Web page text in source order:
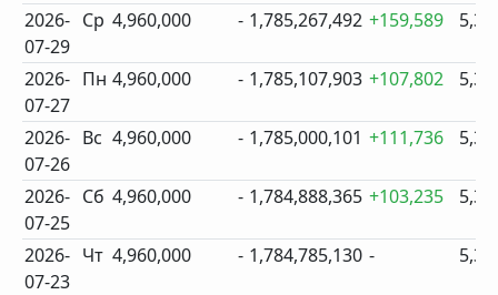
2026-
07-29
Ср 4,960,000 - 1,785,267,492 +159,589
2026-
07-27
Пн 4,960,000 - 1,785,107,903 +107,802
2026-
07-26
Вс 4,960,000 - 1,785,000,101 +111,736
2026-
07-25
Сб 4,960,000 - 1,784,888,365 +103,235
2026-
07-23
Чт 4,960,000 - 1,784,785,130 -